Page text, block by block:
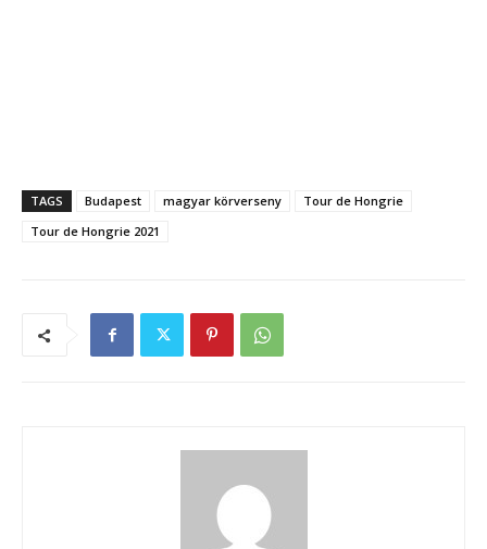
TAGS Budapest magyar körverseny
Tour de Hongrie
Tour de Hongrie 2021